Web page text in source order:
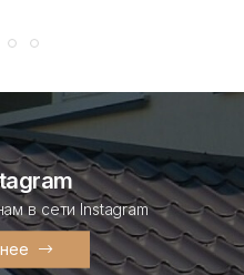
в сети Instagram